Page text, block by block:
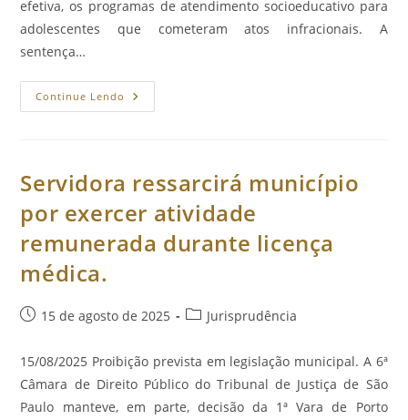
efetiva, os programas de atendimento socioeducativo para
adolescentes que cometeram atos infracionais. A
sentença…
Continue Lendo Comarca
De
Implementem
Programas
Para
Jovens
Lei.
Servidora ressarcirá município
por exercer atividade
remunerada durante licença
médica.
Post15 de agosto de 2025
Categoria
post:
Jurisprudência
15/08/2025 Proibição prevista em legislação municipal. A 6ª
Câmara de Direito Público do Tribunal de Justiça de São
Paulo manteve, em parte, decisão da 1ª Vara de Porto